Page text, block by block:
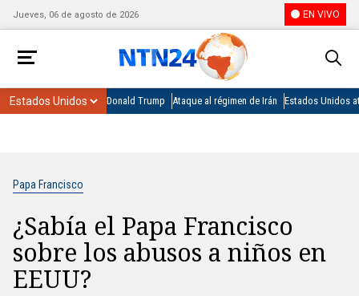
Jueves, 06 de agosto de 2026 EN VIVO
Donald Trump Ataque al régimen de Irán Estados Unidos
Papa Francisco
¿Sabía el Papa Francisco
sobre los abusos a niños en
EEUU?